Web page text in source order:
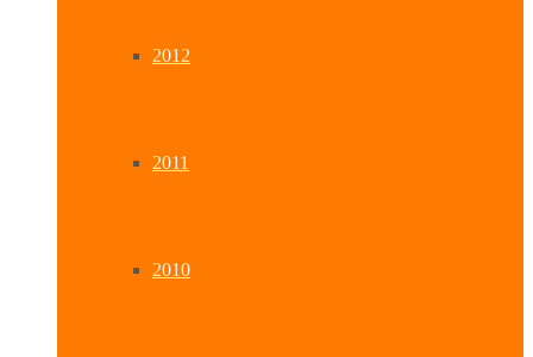
2012
2011
2010